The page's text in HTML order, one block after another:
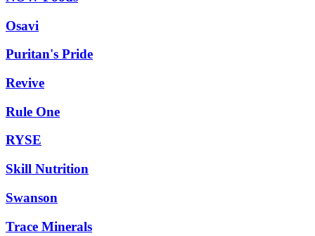
Osavi
Puritan's Pride
Revive
Rule One
RYSE
Skill Nutrition
Swanson
Trace Minerals